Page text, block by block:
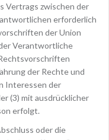
Vertrags zwischen der
erforderlich
der Union
Verantwortliche
der Rechte und
Interessen der
(3) mit ausdrücklicher
erfolgt.
oder die